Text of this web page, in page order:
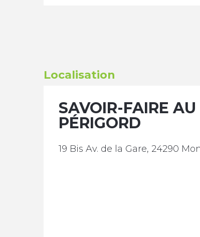
Localisation
SAVOIR-FAIRE
PÉRIGORD
19 Bis Av. de la Gare, 24290